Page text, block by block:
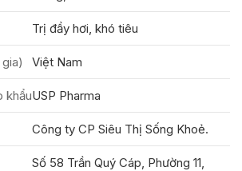
Trị đầy hơi, khó tiêu
Việt Nam
khẩuUSP Pharma
Công ty CP Siêu Thị Sống Khoẻ.
Số 58 Trần Quý Cáp, Phường 11,